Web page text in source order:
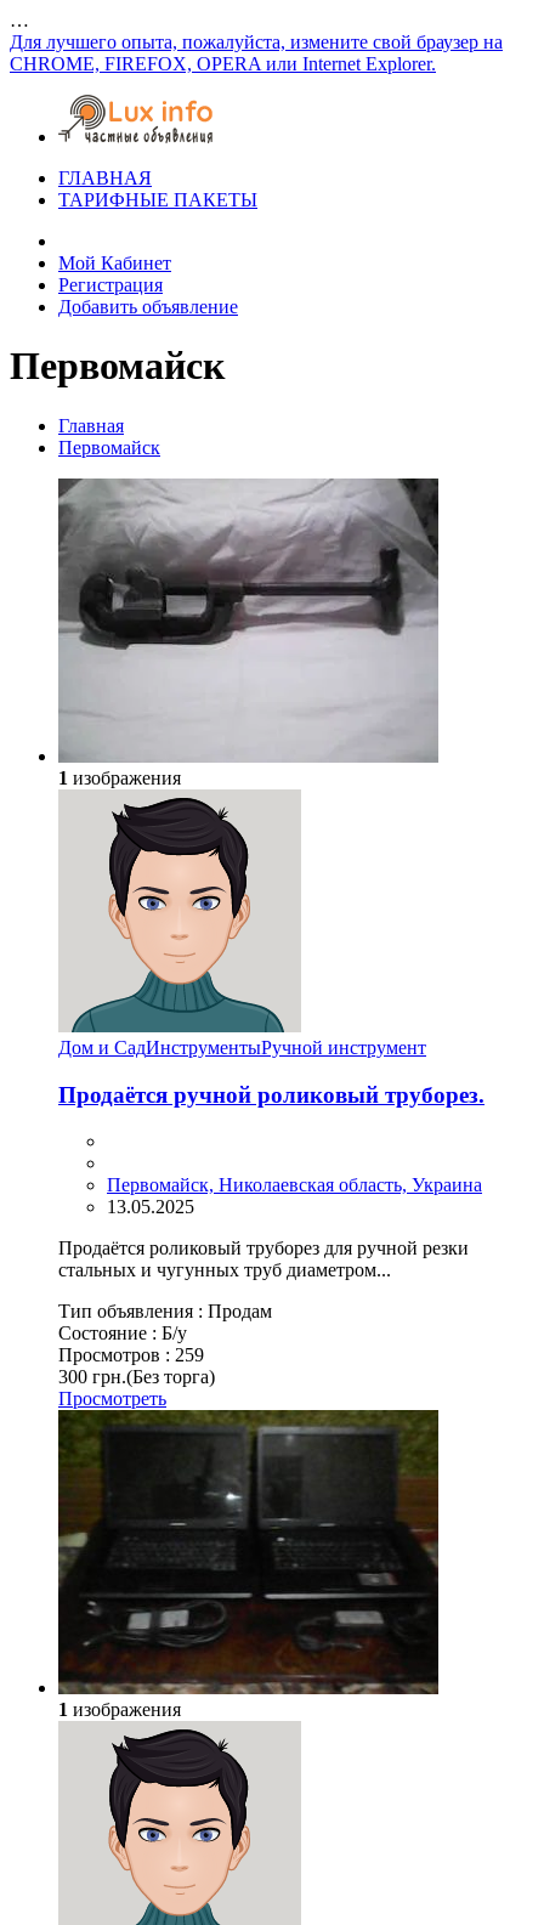
…
Для лучшего опыта, пожалуйста, измените свой браузер на
CHROME, FIREFOX, OPERA или Internet Explorer.
ГЛАВНАЯ
ТАРИФНЫЕ ПАКЕТЫ
Мой Кабинет
Регистрация
Добавить объявление
Первомайск
Главная
Первомайск
1 изображения
Дом и СадИнструментыРучной инструмент
Продаётся ручной роликовый труборез.
Первомайск, Николаевская область, Украина
13.05.2025
Продаётся роликовый труборез для ручной резки
стальных и чугунных труб диаметром...
Тип объявления : Продам
Состояние : Б/у
Просмотров : 259
300 грн.(Без торга)
Просмотреть
1 изображения